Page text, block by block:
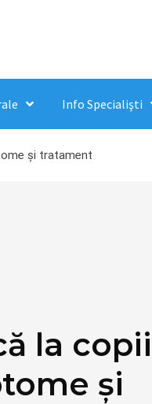
Info Specialişti
și tratament
la
și